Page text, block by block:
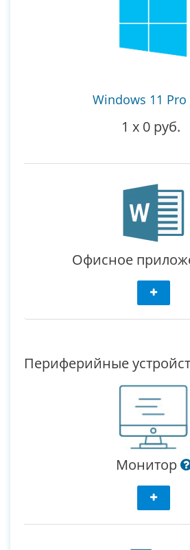
Windows 11 Pro
1 x 0 руб.
Офисное
Периферийные
Монитор